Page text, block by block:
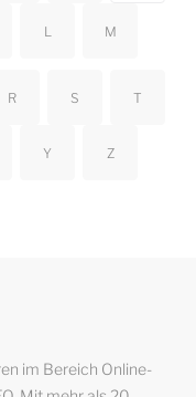
L M
R S T
Y Z
im Bereich Online-